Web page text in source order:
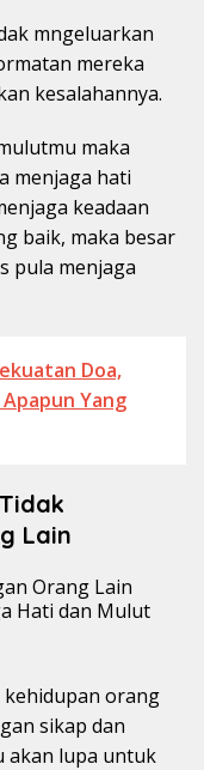
mngeluarkan
mereka
kesalahannya.
maka
menjaga hati
keadaan
baik, maka besar
pula menjaga
Doa,
Yang
Lain
orang
sikap dan
akan lupa untuk